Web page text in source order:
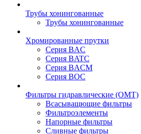
Трубы хонингованные
Трубы хонингованные
Хромированные прутки
Серия BAC
Серия BATC
Серия BACM
Серия BOC
Фильтры гидравлические (OMT)
Всасыващющие фильтры
Фильтроэлементы
Напорные фильтры
Сливные фильтры